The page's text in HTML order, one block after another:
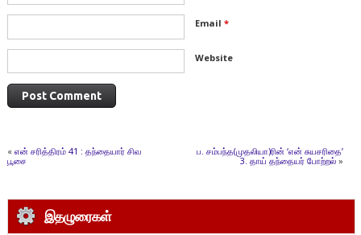
Email *
Website
« என் சரித்திரம் 41 : தந்தையார் சிவ
பூசை
ப. சம்பந்த(முதலியா)ரின் ‘என் சுயசரிதை’
3. தாய் தந்தையர் போற்றல் »
இதழுரைகள்